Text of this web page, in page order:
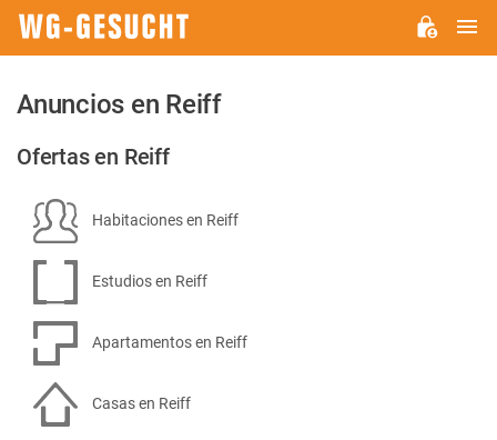
Anuncios en Reiff
Ofertas en Reiff
Habitaciones en Reiff
Estudios en Reiff
Apartamentos en Reiff
Casas en Reiff